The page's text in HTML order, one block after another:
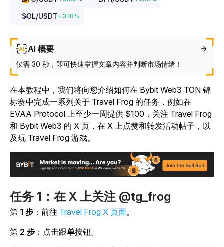
SOL/USDT+3.10%
AI 概要
仅需 30 秒，即可快速掌握文章内容并判断市场情绪！
在本教程中，我们将向您介绍如何在 Bybit Web3 TON 锦
标赛中完成一系列关于 Travel Frog 的任务，例如在
EVAA Protocol 上至少一周提供 $100，关注 Travel Frog
和 Bybit Web3 的 X 页，在 X 上点赞和转发活动帖子，以
及玩 Travel Frog 游戏。
任务 1：在 X 上关注 @tg_frog
第 1 步 ：前往 Travel Frog X 页面。
第 2 步 ：点击跟单按钮。